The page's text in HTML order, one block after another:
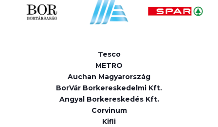
Tesco
METRO
Auchan Magyarország
BorVár Borkereskedelmi Kft.
Angyal Borkereskedés Kft.
Corvinum
Kifli